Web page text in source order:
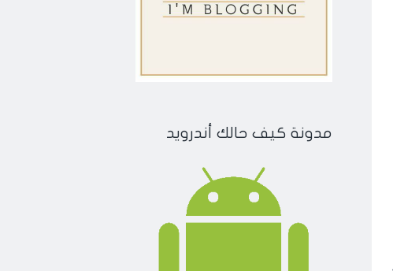
مدونة كيف حالك أندرويد